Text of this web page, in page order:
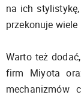
na ich
przekonuje
Warto też
firm Miyota
mechanizmów